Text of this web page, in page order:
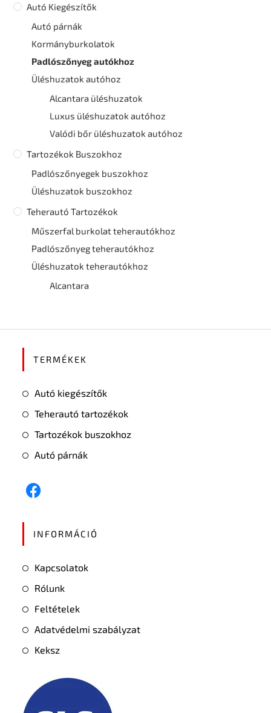
Autó Kiegészítők
Autó párnák
Kormányburkolatok
Padlószőnyeg autókhoz
Üléshuzatok autóhoz
Alcantara üléshuzatok
Luxus üléshuzatok autóhoz
Valódi bőr üléshuzatok autóhoz
Tartozékok Buszokhoz
Padlószőnyegek buszokhoz
Üléshuzatok buszokhoz
Teherautó Tartozékok
Műszerfal burkolat teherautókhoz
Padlószőnyeg teherautókhoz
Üléshuzatok teherautókhoz
Alcantara
TERMÉKEK
Autó kiegészítők
Teherautó tartozékok
Tartozékok buszokhoz
Autó párnák
INFORMÁCIÓ
Kapcsolatok
Rólunk
Feltételek
Adatvédelmi szabályzat
Keksz